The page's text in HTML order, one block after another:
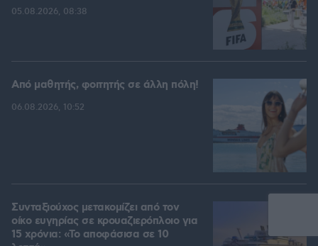
05.08.2026, 08:38
Από μαθητής, φοιτητής σε άλλη πόλη!
06.08.2026, 10:52
Συνταξιούχος μετακομίζει από τον
οίκο ευγηρίας σε κρουαζιερόπλοιο για
15 χρόνια: «Το αποφάσισα σε 10